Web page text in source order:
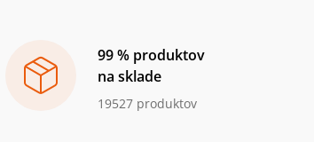
99 % produktov
na sklade
19527 produktov